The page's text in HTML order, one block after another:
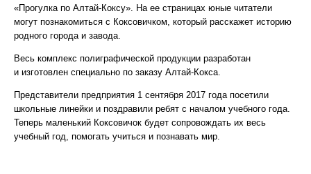
«Прогулка по Алтай-Коксу». На ее страницах юные читатели
могут познакомиться с Коксовичком, который расскажет историю
родного города и завода.
Весь комплекс полиграфической продукции разработан
и изготовлен специально по заказу Алтай-Кокса.
Представители предприятия 1 сентября 2017 года посетили
школьные линейки и поздравили ребят с началом учебного года.
Теперь маленький Коксовичок будет сопровождать их весь
учебный год, помогать учиться и познавать мир.